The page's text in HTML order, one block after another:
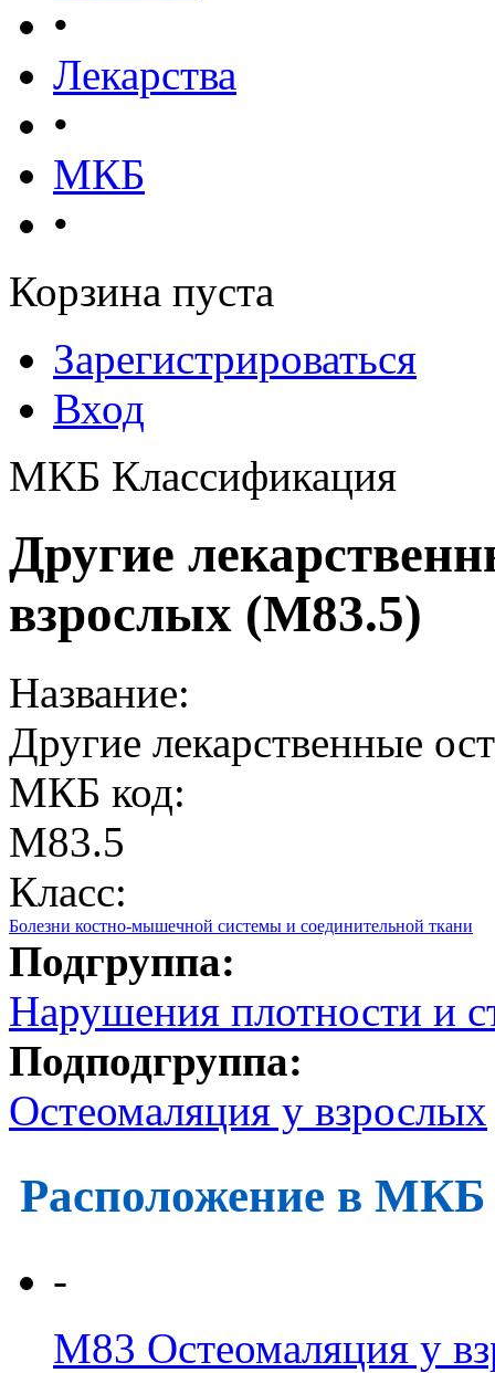
•
Лекарства
•
МКБ
•
Корзина пуста
Зарегистрироваться
Вход
МКБ Классификация
Другие
взрослых (M83.5)
Название:
Другие лекарственные
МКБ код:
M83.5
Класс:
Болезни костно-мышечной системы и соединительной ткани
Подгруппа:
Нарушения плотности и
Подподгруппа:
Остеомаляция у взрослых
Расположение в
-
M83 Остеомаляция у